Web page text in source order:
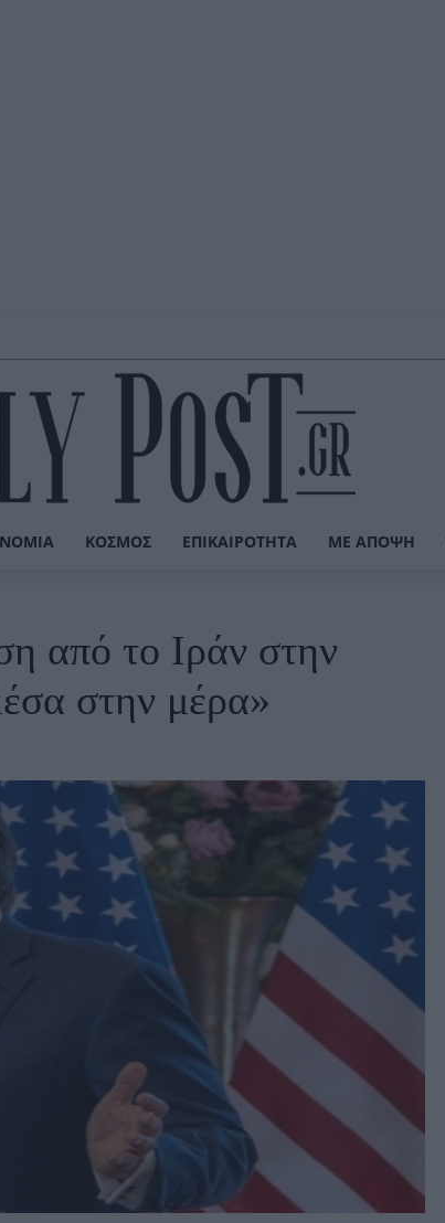
ΚΌΣΜΟΣ ΕΠΙΚΑΙΡΌΤΗΤΑ ΜΕ ΆΠΟΨΗ
από το Ιράν στην
στην μέρα»